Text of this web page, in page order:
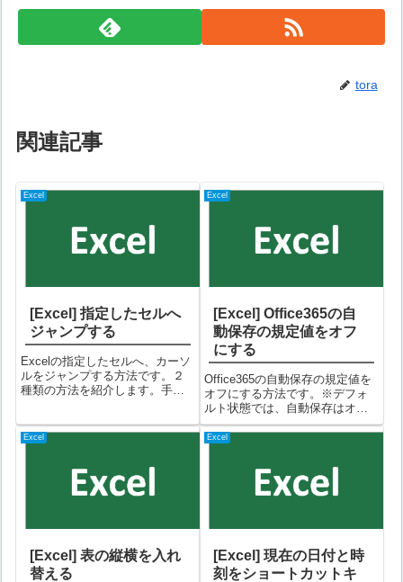
tora
関連記事
Excel
[Excel] 指定したセルへ
ジャンプする
Excelの指定したセルへ、カーソ
ルをジャンプする方法です。２
種類の方法を紹介します。手順
ルを指定すればOKです。赤枠で
囲った部分のことを「名前ボッ
Excel
[Excel] Office365の自
動保存の規定値をオフ
にする
Office365の自動保存の規定値を
オフにする方法です。※デフォ
ルト状態では、自動保存はオン
になっているので予期せず保存
されてしまいます。手順Office系
で、Excelを例にします。①「フ
ァイル」タブを選択する...
Excel
[Excel] 表の縦横を入れ
替える
Excel
[Excel] 現在の日付と時
刻をショートカットキ